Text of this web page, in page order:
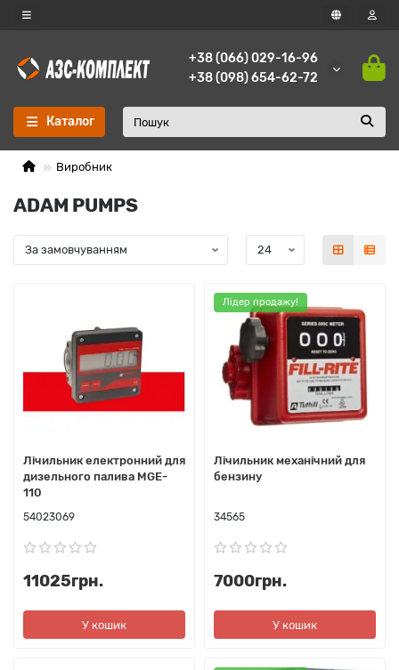
+38 (066) 029-16-96
+38 (098) 654-62-72
Каталог
Виробник
ADAM PUMPS
Лічильник електронний для
дизельного палива MGE-
110
54023069
11025грн.
У кошик
Лідер продажу!
Лічильник механічний для
бензину
34565
7000грн.
У кошик